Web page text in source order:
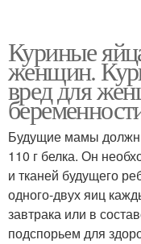
Куриные
женщин.
вред для
Будущие мамы
110 г белка. Он
и тканей будущего
одного-двух яиц
завтрака или в
подспорьем для